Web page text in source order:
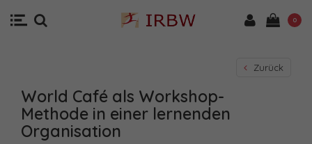
0
Zurück
World Café als Workshop-
Methode in einer lernenden
Organisation